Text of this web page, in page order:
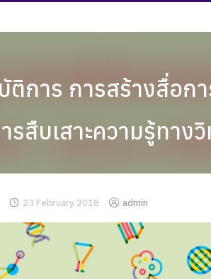
การ การสร้างสื่อก
สืบเสาะความรู้ทาง
23 February 2018 admin